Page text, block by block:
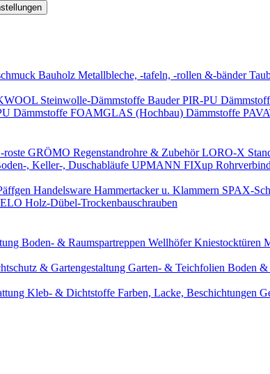
Bauholz Metallbleche, -tafeln, -rollen &-bänder
Steinwolle-Dämmstoffe Bauder PIR-PU
Dämmstoffe FOAMGLAS (Hochbau) Dämmstoffe
roste GRÖMO Regenstandrohre & ZubehörLORO-X
, Keller-, Duschabläufe UPMANN FIXup
Handelsware Hammertacker u. Klammern SPAX-
Holz-Dübel-Trockenbauschrauben
Boden- & Raumspartreppen Wellhöfer Kniestocktüren
& Gartengestaltung Garten- & Teichfolien Boden &
Kleb- & Dichtstoffe Farben, Lacke, Beschichtungen